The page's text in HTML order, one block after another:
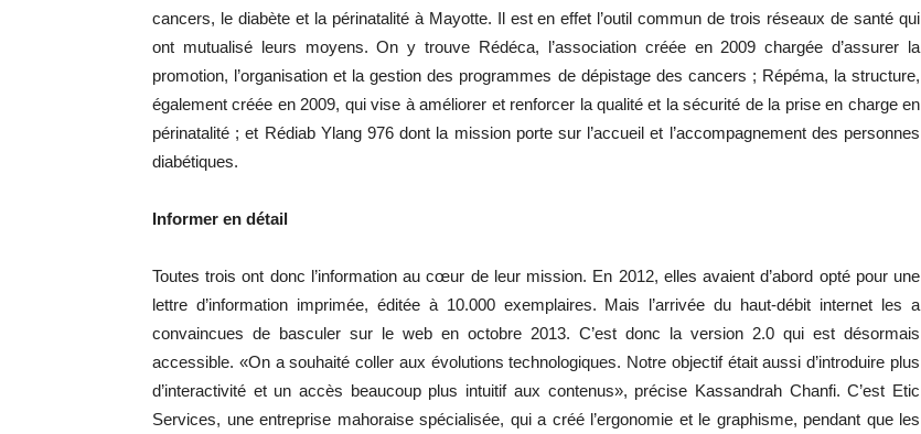
cancers, le diabète et la périnatalité à Mayotte. Il est en effet l’outil commun de trois réseaux de santé qui
ont mutualisé leurs moyens. On y trouve Rédéca, l’association créée en 2009 chargée d’assurer la
promotion, l’organisation et la gestion des programmes de dépistage des cancers ; Répéma, la structure,
également créée en 2009, qui vise à améliorer et renforcer la qualité et la sécurité de la prise en charge en
périnatalité ; et Rédiab Ylang 976 dont la mission porte sur l’accueil et l’accompagnement des personnes
diabétiques.
Informer en détail
Toutes trois ont donc l’information au cœur de leur mission. En 2012, elles avaient d’abord opté pour une
lettre d’information imprimée, éditée à 10.000 exemplaires. Mais l’arrivée du haut-débit internet les a
convaincues de basculer sur le web en octobre 2013. C’est donc la version 2.0 qui est désormais
accessible. «On a souhaité coller aux évolutions technologiques. Notre objectif était aussi d’introduire plus
d’interactivité et un accès beaucoup plus intuitif aux contenus», précise Kassandrah Chanfi. C’est Etic
Services, une entreprise mahoraise spécialisée, qui a créé l’ergonomie et le graphisme, pendant que les